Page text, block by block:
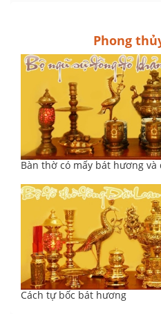
Phong
Bàn thờ có mấy bát hương và
Cách tự bốc bát hương